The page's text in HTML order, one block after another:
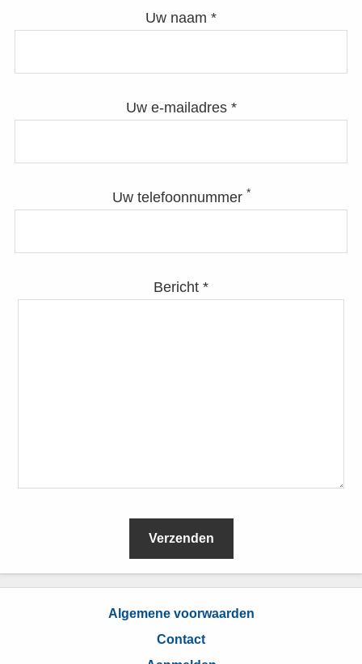
Uw naam *
Uw e-mailadres *
Uw telefoonnummer *
Bericht *
L
Algemene voorwaarden
Contact